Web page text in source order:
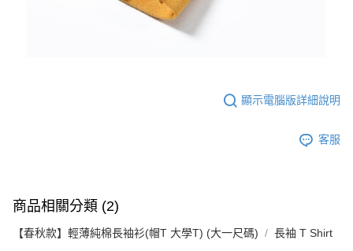
顯示電腦版詳細說明
客服
商品相關分類 (2)
【春秋款】輕薄純棉長袖衫(帽T 大學T) (大一尺碼) 長袖 T Shirt